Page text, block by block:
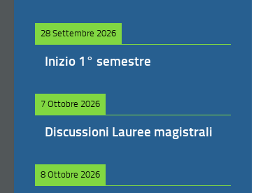
28 Settembre 2026
Inizio 1° semestre
7 Ottobre 2026
Discussioni Lauree magistrali
8 Ottobre 2026